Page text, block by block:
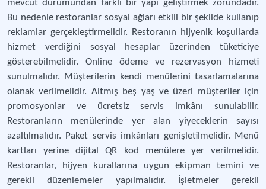
mevcut durumundan farklı bir yapı geliştirmek zorundadır.
Bu nedenle restoranlar sosyal ağları etkili bir şekilde kullanıp
reklamlar gerçekleştirmelidir. Restoranın hijyenik koşullarda
hizmet verdiğini sosyal hesaplar üzerinden tüketiciye
gösterebilmelidir. Online ödeme ve rezervasyon hizmeti
sunulmalıdır. Müşterilerin kendi menülerini tasarlamalarına
olanak verilmelidir. Altmış beş yaş ve üzeri müşteriler için
promosyonlar ve ücretsiz servis imkânı sunulabilir.
Restoranların menülerinde yer alan yiyeceklerin sayısı
azaltılmalıdır. Paket servis imkânları genişletilmelidir. Menü
kartları yerine dijital QR kod menülere yer verilmelidir.
Restoranlar, hijyen kurallarına uygun ekipman temini ve
gerekli düzenlemeler yapılmalıdır. İşletmeler gerekli